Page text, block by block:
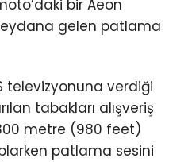
bir Aeon
gelen patlama
televizyonuna verdiği
tabakları alışveriş
metre (980 feet)
patlama sesini